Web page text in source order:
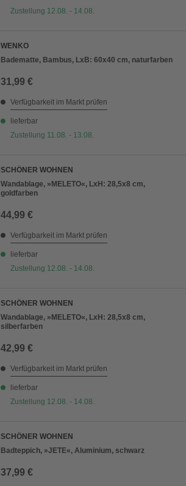
Zustellung 12.08. - 14.08.
WENKO
Badematte, Bambus, LxB: 60x40 cm, naturfarben
31,99 €
Verfügbarkeit im Markt prüfen
lieferbar
Zustellung 11.08. - 13.08.
SCHÖNER WOHNEN
Wandablage, »MELETO«, LxH: 28,5x8 cm,
goldfarben
44,99 €
Verfügbarkeit im Markt prüfen
lieferbar
Zustellung 12.08. - 14.08.
SCHÖNER WOHNEN
Wandablage, »MELETO«, LxH: 28,5x8 cm,
silberfarben
42,99 €
Verfügbarkeit im Markt prüfen
lieferbar
Zustellung 12.08. - 14.08.
SCHÖNER WOHNEN
Badteppich, »JETE«, Aluminium, schwarz
37,99 €